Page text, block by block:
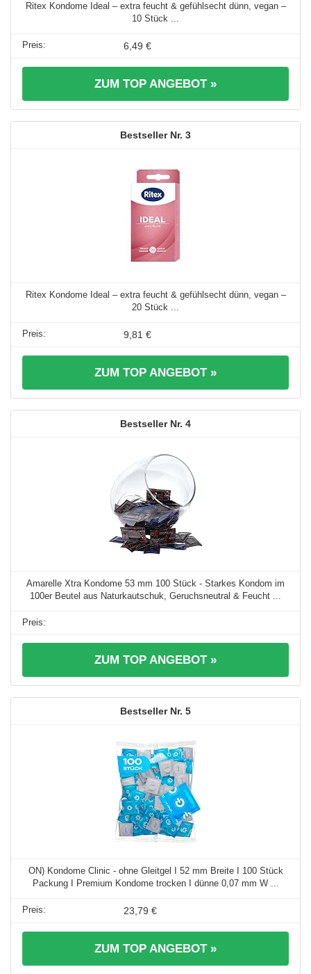
Ritex Kondome Ideal – extra feucht & gefühlsecht dünn, vegan –
10 Stück ...
6,49 €
ZUM TOP ANGEBOT »
3
Ritex Kondome Ideal – extra feucht & gefühlsecht dünn, vegan –
20 Stück ...
9,81 €
ZUM TOP ANGEBOT »
4
Amarelle Xtra Kondome 53 mm 100 Stück - Starkes Kondom im
100er Beutel aus Naturkautschuk, Geruchsneutral & Feucht ...
ZUM TOP ANGEBOT »
5
ON) Kondome Clinic - ohne Gleitgel I 52 mm Breite I 100 Stück
Packung I Premium Kondome trocken I dünne 0,07 mm W ...
23,79 €
ZUM TOP ANGEBOT »